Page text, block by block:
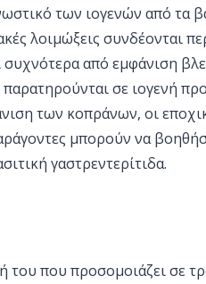
των ιογενών από τα
λοιμώξεις συνδέονται
συχνότερα από εμφάνιση
σε ιογενή
των κοπράνων, οι
μπορούν να
γαστρεντερίτιδα.
του που προσομοιάζει σε